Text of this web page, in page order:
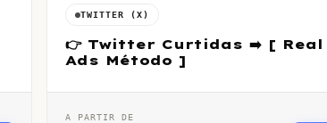
TWITTER (X)
👉 Twitter Curtidas ➡️ [ Real
Ads Método ]
A PARTIR DE